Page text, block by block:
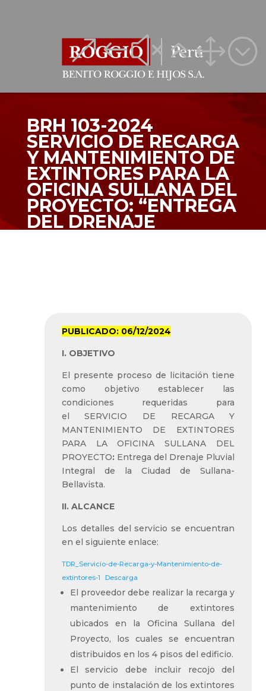
&#x61;
&#x61;
BRH 103-2024
SERVICIO DE RECARGA
Y MANTENIMIENTO DE
EXTINTORES PARA LA
OFICINA SULLANA DEL
PROYECTO: “ENTREGA
DEL DRENAJE
PUBLICADO: 06/12/2024
I. OBJETIVO
El presente proceso de licitación tiene
como objetivo establecer las
condiciones requeridas para
el SERVICIO DE RECARGA Y
MANTENIMIENTO DE EXTINTORES
PARA LA OFICINA SULLANA DEL
PROYECTO: Entrega del Drenaje Pluvial
Integral de la Ciudad de Sullana-
Bellavista.
II. ALCANCE
Los detalles del servicio se encuentran
en el siguiente enlace:
TDR_Servicio-de-Recarga-y-Mantenimiento-de-
extintores-1
Descarga
El proveedor debe realizar la recarga y
mantenimiento de extintores
ubicados en la Oficina Sullana del
Proyecto, los cuales se encuentran
distribuidos en los 4 pisos del edificio.
El servicio debe incluir recojo del
punto de instalación de los extintores